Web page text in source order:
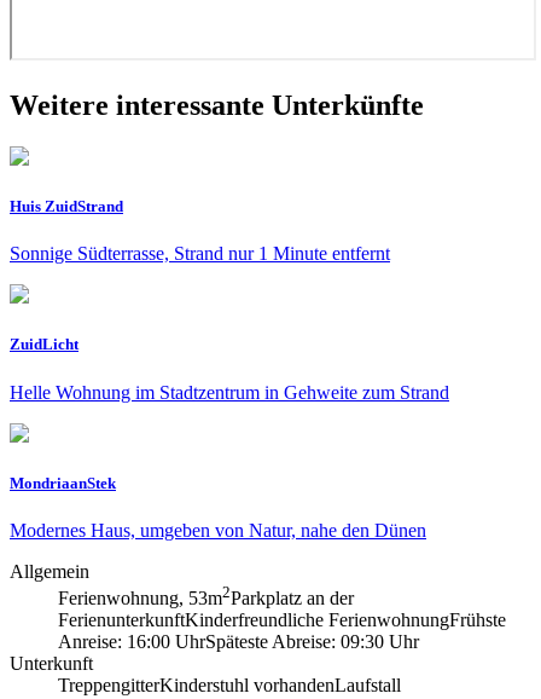
Weitere interessante Unterkünfte
Huis ZuidStrand
Sonnige Südterrasse, Strand nur 1 Minute entfernt
ZuidLicht
Helle Wohnung im Stadtzentrum in Gehweite zum Strand
MondriaanStek
Modernes Haus, umgeben von Natur, nahe den Dünen
Allgemein
Ferienwohnung, 53m2Parkplatz an der
FerienunterkunftKinderfreundliche FerienwohnungFrühste
Anreise: 16:00 UhrSpäteste Abreise: 09:30 Uhr
Unterkunft
TreppengitterKinderstuhl vorhandenLaufstall